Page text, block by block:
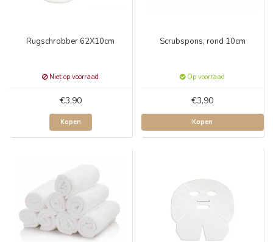
Rugschrobber 62X10cm
Niet op voorraad
€3,90
Kopen
Scrubspons, rond 10cm
Op voorraad
€3,90
Kopen